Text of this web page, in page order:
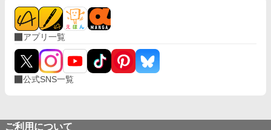
アプリ一覧
公式SNS一覧
ご利用について